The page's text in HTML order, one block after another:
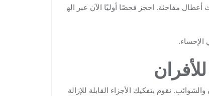
مفاجئة. احجز فحصًا أوليًا الآن عبر اله
نقوم بتفكيك الأجزاء القابلة للإزالة